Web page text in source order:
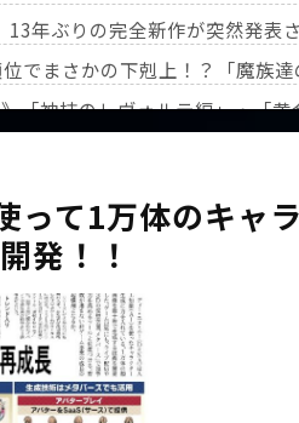
13年ぶりの完全新作が突然発表
でまさかの下剋上！？「魔族
「神技のレヴォルテ編」・「
RSS
って1万体のキャ
発！！